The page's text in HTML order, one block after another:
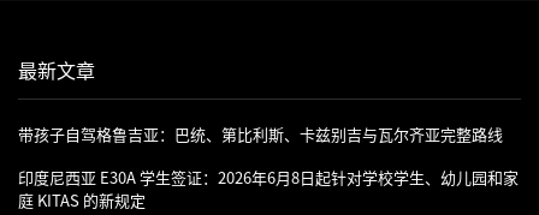
最新文章
带孩子自驾格鲁吉亚：巴统、第比利斯、卡兹别吉与瓦尔齐亚完整路线
印度尼西亚 E30A 学生签证：2026年6月8日起针对学校学生、幼儿园和家
庭 KITAS 的新规定